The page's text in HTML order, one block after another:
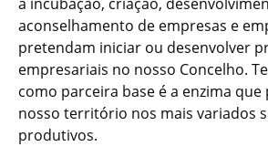
aconselhamento de empresas e
pretendam iniciar ou desenvolver
empresariais no nosso Concelho.
como parceira base é a enzima
nosso território nos mais variados
produtivos.